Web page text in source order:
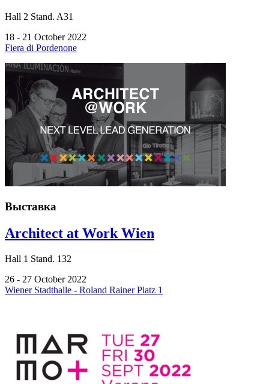
Hall 2 Stand. A31
18 - 21 October 2022
Fiera di Pordenone
Выставка
Architect at Work Wien
Hall 1 Stand. 132
26 - 27 October 2022
Wiener Stadthalle - Roland Rainer Platz 1